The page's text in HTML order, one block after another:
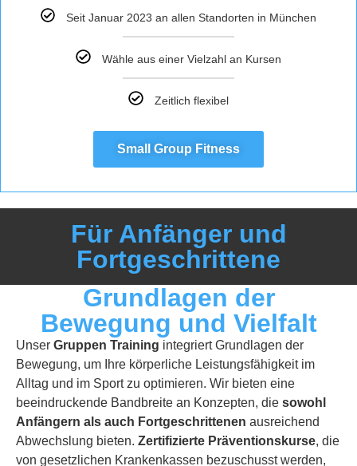
Seit Januar 2023 an allen Standorten in München
Wähle aus einer Vielzahl an Kursen
Zeitlich flexibel
Small Group Fitness
Für Anfänger und
Fortgeschrittene
Grundlagen der
Bewegung und Vielfalt
Unser Gruppen Training integriert Grundlagen der
Bewegung, um Ihre körperliche Leistungsfähigkeit im
Alltag und im Sport zu optimieren. Wir bieten eine
beeindruckende Bandbreite an Konzepten, die sowohl
Anfängern als auch Fortgeschrittenen ausreichend
Abwechslung bieten. Zertifizierte Präventionskurse, die
von gesetzlichen Krankenkassen bezuschusst werden,